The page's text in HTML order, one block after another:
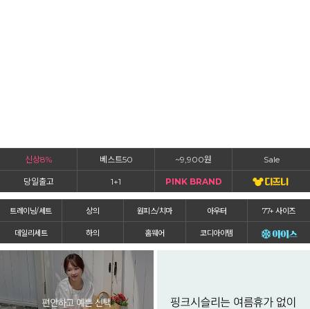
신상8% 베스트50 ~9,900원 Sale
당일출고 1+1 PINK BRAND
트레이닝/세트 상의 원피스/치마 아우터 77+ 사이즈
데일리세트 하의 홈웨어 코디아이템